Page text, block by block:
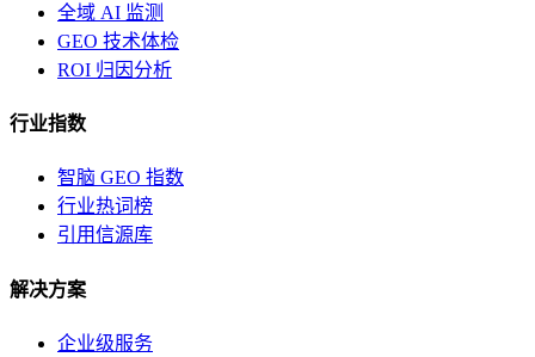
全域 AI 监测
GEO 技术体检
ROI 归因分析
行业指数
智脑 GEO 指数
行业热词榜
引用信源库
解决方案
企业级服务